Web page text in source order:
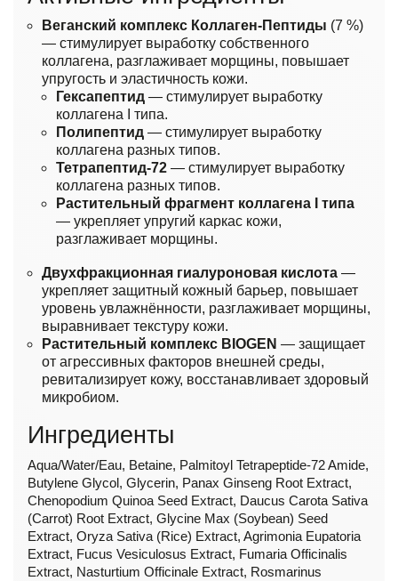
Веганский комплекс Коллаген-Пептиды (7 %)
— стимулирует выработку собственного
коллагена, разглаживает морщины, повышает
упругость и эластичность кожи.
Гексапептид — стимулирует выработку
коллагена I типа.
Полипептид — стимулирует выработку
коллагена разных типов.
Тетрапептид-72 — стимулирует выработку
коллагена разных типов.
Растительный фрагмент коллагена I типа
— укрепляет упругий каркас кожи,
разглаживает морщины.
Двухфракционная гиалуроновая кислота —
укрепляет защитный кожный барьер, повышает
уровень увлажнённости, разглаживает морщины,
выравнивает текстуру кожи.
Растительный комплекс BIOGEN — защищает
от агрессивных факторов внешней среды,
ревитализирует кожу, восстанавливает здоровый
микробиом.
Ингредиенты
Aqua/Water/Eau, Betaine, Palmitoyl Tetrapeptide-72 Amide,
Butylene Glycol, Glycerin, Panax Ginseng Root Extract,
Chenopodium Quinoa Seed Extract, Daucus Carota Sativa
(Carrot) Root Extract, Glycine Max (Soybean) Seed
Extract, Oryza Sativa (Rice) Extract, Agrimonia Eupatoria
Extract, Fucus Vesiculosus Extract, Fumaria Officinalis
Extract, Nasturtium Officinale Extract, Rosmarinus